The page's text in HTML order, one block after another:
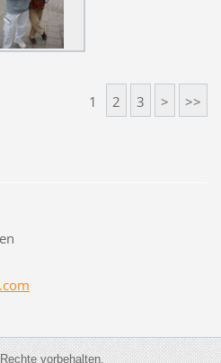
1 2 3 > >>
vorbehalten.